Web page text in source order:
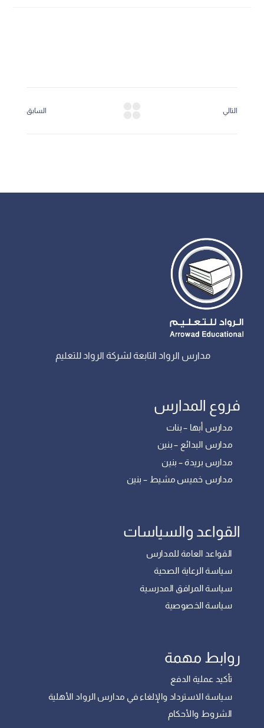
السابق التالي
مدارس الرواد التابعة لشركة الرواد للتعليم
فروع المدارس
مدارس أبها – بنات
مدارس البدائع – بنين
مدارس بريدة – بنين
مدارس خميس مشيط – بنين
القواعد والسياسات
القواعد العامة للمدارس
سياسة الرعاية الصحية
سياسة المرافق المدرسية
سياسة الخصوصية
روابط مهمة
تأكيد عملية الدفع
سياسة الاسترداد والإلغاء في مدارس الرواد الأهلية
الشروط والأحكام